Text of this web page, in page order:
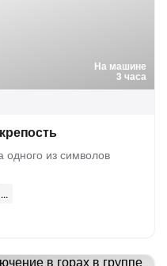
На машине
3 часа
одного из символов